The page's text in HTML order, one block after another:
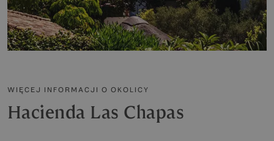
WIĘCEJ INFORMACJI O OKOLICY
Hacienda Las Chapas